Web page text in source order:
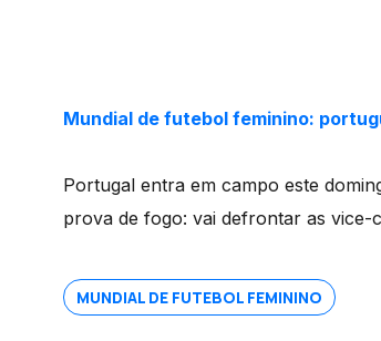
Mundial de futebol feminino:
Portugal entra em campo este
prova de fogo: vai defrontar as vice-
MUNDIAL DE FUTEBOL FEMININO